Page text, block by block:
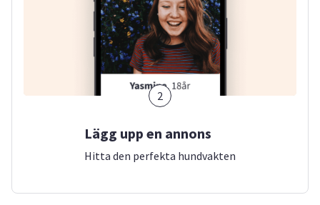
2
Lägg upp en annons
Hitta den perfekta hundvakten